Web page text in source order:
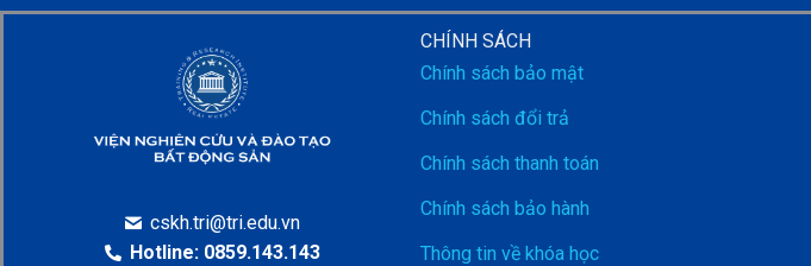
cskh.tri@tri.edu.vn
Hotline: 0859.143.143
CHÍNH SÁCH
Chính sách bảo mật
Chính sách đổi trả
Chính sách thanh toán
Chính sách bảo hành
Thông tin về khóa học